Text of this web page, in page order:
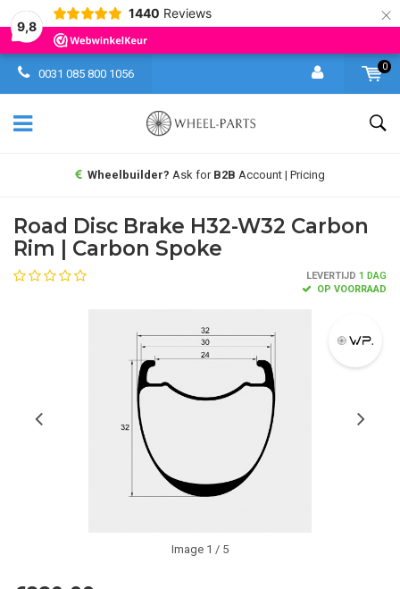
9,8
1440 Reviews ×
0031 085 800 1056
0
Wheelbuilder? Ask for B2B Account | Pricing
Road Disc Brake H32-W32 Carbon
Rim | Carbon Spoke
LEVERTIJD 1 DAG
OP VOORRAAD
Image 1 / 5